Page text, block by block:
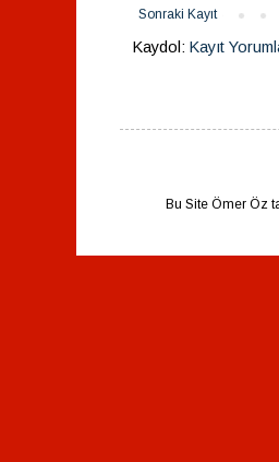
Sonraki Kayıt
Kaydol: Kayıt
Bu Site Ömer Öz